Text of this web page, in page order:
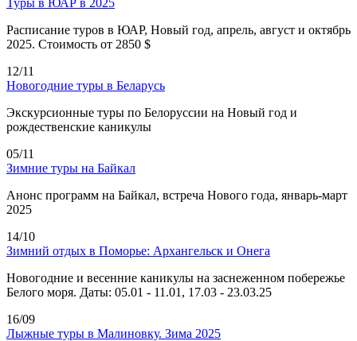
Расписание туров в ЮАР, Новый год, апрель, август и октябрь
2025. Стоимость от 2850 $
12/11
Новогодние туры в Беларусь
Экскурсионные туры по Белоруссии на Новый год и
рождественские каникулы
05/11
Зимние туры на Байкал
Анонс программ на Байкал, встреча Нового года, январь-март
2025
14/10
Зимний отдых в Поморье: Архангельск и Онега
Новогодние и весенние каникулы на заснеженном побережье
Белого моря. Даты: 05.01 - 11.01, 17.03 - 23.03.25
16/09
Лыжные туры в Малиновку. Зима 2025